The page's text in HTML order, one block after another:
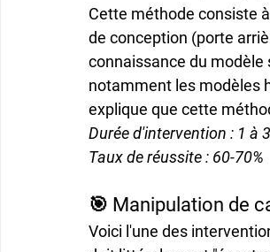
Cette méthode consiste
de conception (porte
connaissance du
notamment les modèles
explique que cette
Durée d'intervention : 1 à
Taux de réussite : 60-70%
🎯 Manipulation de
Voici l'une des